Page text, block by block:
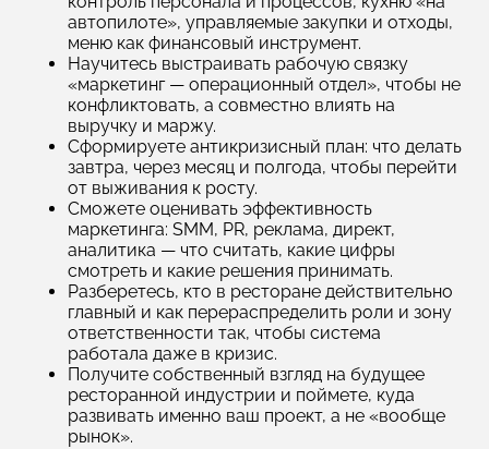
автопилоте», управляемые закупки и отходы,
меню как финансовый инструмент.
Научитесь выстраивать рабочую связку
«маркетинг — операционный отдел», чтобы не
конфликтовать, а совместно влиять на
выручку и маржу.
Сформируете антикризисный план: что делать
завтра, через месяц и полгода, чтобы перейти
от выживания к росту.
Сможете оценивать эффективность
маркетинга: SMM, PR, реклама, директ,
аналитика — что считать, какие цифры
смотреть и какие решения принимать.
Разберетесь, кто в ресторане действительно
главный и как перераспределить роли и зону
ответственности так, чтобы система
работала даже в кризис.
Получите собственный взгляд на будущее
ресторанной индустрии и поймете, куда
развивать именно ваш проект, а не «вообще
рынок».